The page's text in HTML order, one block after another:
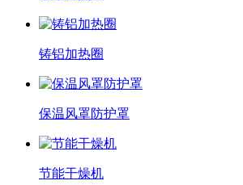
铸铝加热圈
保温风罩防护罩
节能干燥机